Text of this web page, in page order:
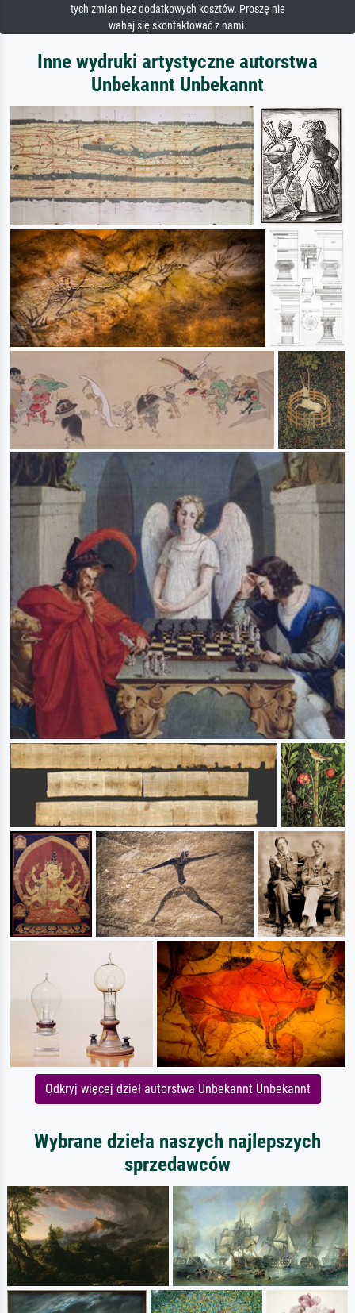
tych zmian bez dodatkowych kosztów. Proszę nie
wahaj się skontaktować z nami.
Inne wydruki artystyczne autorstwa
Unbekannt Unbekannt
Odkryj więcej dzieł autorstwa Unbekannt Unbekannt
Wybrane dzieła naszych najlepszych
sprzedawców